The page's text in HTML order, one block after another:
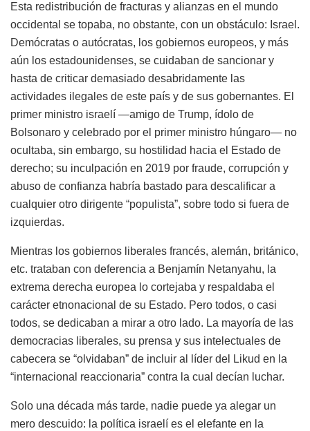
Esta redistribución de fracturas y alianzas en el mundo
occidental se topaba, no obstante, con un obstáculo: Israel.
Demócratas o autócratas, los gobiernos europeos, y más
aún los estadounidenses, se cuidaban de sancionar y
hasta de criticar demasiado desabridamente las
actividades ilegales de este país y de sus gobernantes. El
primer ministro israelí —amigo de Trump, ídolo de
Bolsonaro y celebrado por el primer ministro húngaro— no
ocultaba, sin embargo, su hostilidad hacia el Estado de
derecho; su inculpación en 2019 por fraude, corrupción y
abuso de confianza habría bastado para descalificar a
cualquier otro dirigente “populista”, sobre todo si fuera de
izquierdas.
Mientras los gobiernos liberales francés, alemán, británico,
etc. trataban con deferencia a Benjamín Netanyahu, la
extrema derecha europea lo cortejaba y respaldaba el
carácter etnonacional de su Estado. Pero todos, o casi
todos, se dedicaban a mirar a otro lado. La mayoría de las
democracias liberales, su prensa y sus intelectuales de
cabecera se “olvidaban” de incluir al líder del Likud en la
“internacional reaccionaria” contra la cual decían luchar.
Solo una década más tarde, nadie puede ya alegar un
mero descuido: la política israelí es el elefante en la